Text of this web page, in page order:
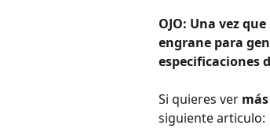
OJO: Una vez
engrane para
especificaciones
Si quieres ver
siguiente articulo: